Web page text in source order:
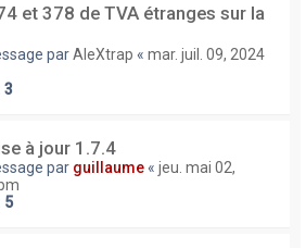
et 378 de TVA étranges sur la
parAleXtrap « mar. juil. 09, 2024
3
à jour 1.7.4
par guillaume « jeu. mai 02,
5